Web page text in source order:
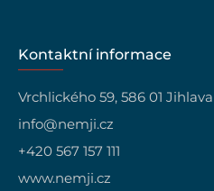
Kontaktní informace
Vrchlického 59, 586 01 Jihlava
info@nemji.cz
+420 567 157 111
www.nemji.cz